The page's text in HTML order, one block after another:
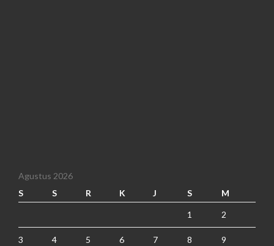
Agustus 2026
S
S R K J S M
1 2
3 4 5 6 7 8 9